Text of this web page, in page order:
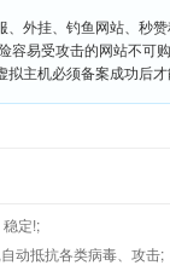
外挂、钓鱼网站、秒
易受攻击的网站不可
拟主机必须备案成功后
定!;
动抵抗各类病毒、攻击;